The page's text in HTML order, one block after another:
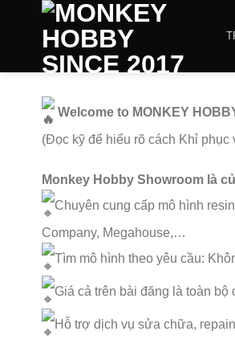
dung
Welcome to MONKEY
(Đọc kỹ để hiểu rõ cách Khỉ phục
Monkey Hobby Showroom là
Chuyên cung cấp mô hình
Company, Megahouse,…
Tìm mô hình theo yêu cầu:
Giá cả trên bài đăng là toàn
Hỗ trợ dịch vụ sửa chữa,